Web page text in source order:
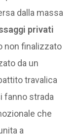
dalla massa
privati
non finalizzato
da un
travalica
fanno strada
che
a